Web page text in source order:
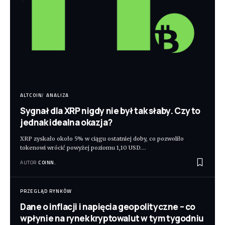
ALTCOIN ANALIZA
Sygnał dla XRP nigdy nie był tak słaby. Czy to
jednak idealna okazja?
XRP zyskało około 5% w ciągu ostatniej doby, co pozwoliło
tokenowi wrócić powyżej poziomu 1,10 USD.…
AUTOR COINN.
PRZEGLĄD RYNKÓW
Dane o inflacji i napięcia geopolityczne – co
wpłynie na rynek kryptowalut w tym tygodniu